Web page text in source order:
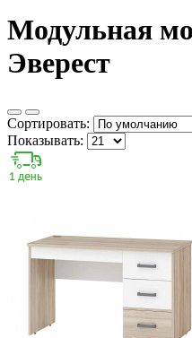
Модульная
Эверест
Сортировать:
Показывать: